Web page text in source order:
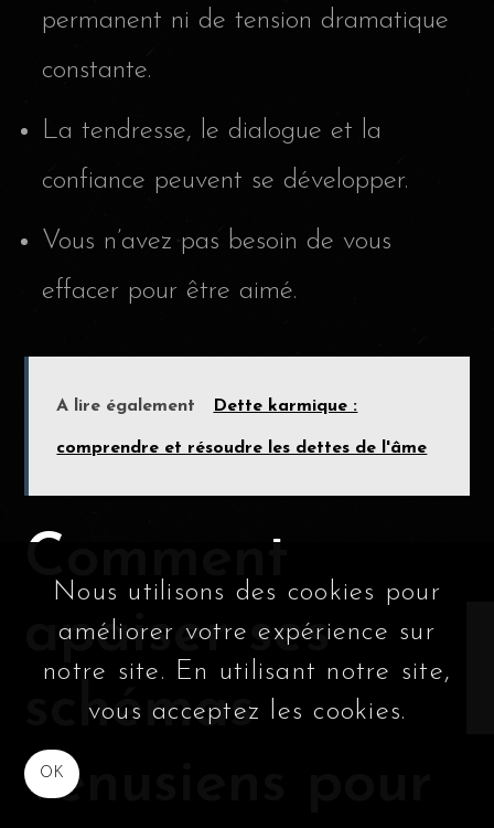
permanent ni de tension dramatique
constante.
La tendresse, le dialogue et la
confiance peuvent se développer.
Vous n’avez pas besoin de vous
effacer pour être aimé.
A lire également Dette karmique :
comprendre et résoudre les dettes de l'âme
Comment
apaiser ses
schémas
vénusiens pour
Nous utilisons des cookies pour
améliorer votre expérience sur
notre site. En utilisant notre site,
vous acceptez les cookies.
OK